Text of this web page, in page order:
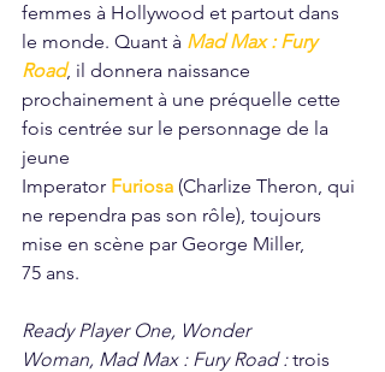
femmes à Hollywood et partout dans
le monde. Quant à Mad Max : Fury
Road, il donnera naissance
prochainement à une préquelle cette
fois centrée sur le personnage de la
jeune
Imperator Furiosa (Charlize Theron, qui
ne rependra pas son rôle), toujours
mise en scène par George Miller,
75 ans.
Ready Player One, Wonder
Woman, Mad Max : Fury Road : trois